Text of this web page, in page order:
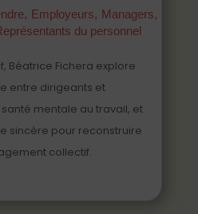
Employeurs Managers
du personnel
Béatrice Fichera explore
entre dirigeants et
mentale au travail, et
sincère pour reconstruire
collectif.